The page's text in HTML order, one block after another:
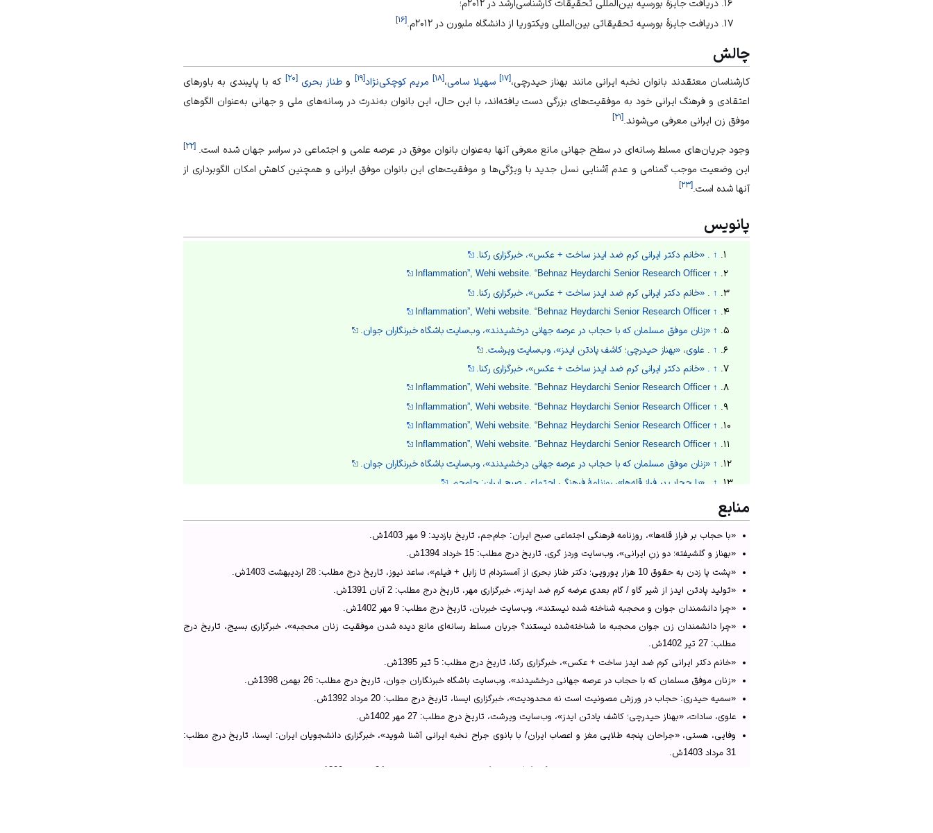
دریافت جایزۀ بورسیه بین‌المللی تحقیقات کارشناسی‌ارشد در ۲۰۱۲م؛
دریافت جایزۀ بورسیه تحقیقاتی بین‌المللی ویکتوریا از دانشگاه ملبورن در ۲۰۱۲م.
[۱۶]
چالش
کارشناسان معتقدند بانوان نخبه ایرانی مانند بهناز حیدرچی،[۱۷] سهیلا سامی،[۱۸] مریم کوچکی‌نژاد[۱۹] و طناز بحری [۲۰] که با پایبندی به باورهای
اعتقادی و فرهنگ ایرانی خود به موفقیت‌های بزرگی دست یافته‌اند، با این حال، این بانوان به‌ندرت در رسانه‌های ملی و جهانی به‌عنوان الگوهای
موفق زن ایرانی معرفی می‌شوند. [۲۱]
وجود جریان‌های مسلط رسانه‌ای در سطح جهانی مانع معرفی آنها به‌عنوان بانوان موفق در عرصه علمی و اجتماعی در سراسر جهان شده است. [۲۲]
این وضعیت موجب گمنامی و عدم آشنایی نسل جدید با ویژگی‌ها و موفقیت‌های این بانوان موفق ایرانی و همچنین کاهش امکان الگوبرداری از
آنها شده است. [۲۳]
پانویس
↑
. «خانم دکتر ایرانی کرم ضد ایدز ساخت + عکس»، خبرگزاری رکنا.
↑
Inflammation”, Wehi website. “Behnaz Heydarchi Senior Research Officer
↑
. «خانم دکتر ایرانی کرم ضد ایدز ساخت + عکس»، خبرگزاری رکنا.
↑
Inflammation”, Wehi website. “Behnaz Heydarchi Senior Research Officer
↑ «زنان موفق مسلمان که با حجاب در عرصه جهانی درخشیدند»، وب‌سایت باشگاه خبرنگاران جوان.
↑
. علوی، «بهناز حیدرچی؛ کاشف پادتن ایدز»، وب‌سایت ویرشت.
↑
. «خانم دکتر ایرانی کرم ضد ایدز ساخت + عکس»، خبرگزاری رکنا.
↑
Inflammation”, Wehi website. “Behnaz Heydarchi Senior Research Officer
↑
Inflammation”, Wehi website. “Behnaz Heydarchi Senior Research Officer
↑
Inflammation”, Wehi website. “Behnaz Heydarchi Senior Research Officer
↑
Inflammation”, Wehi website. “Behnaz Heydarchi Senior Research Officer
↑ «زنان موفق مسلمان که با حجاب در عرصه جهانی درخشیدند»، وب‌سایت باشگاه خبرنگاران جوان.
↑
. «با حجاب بر فراز قله‌ها»، روزنامۀ فرهنگی اجتماعی صبح ایران: جام‌جم.
↑ «سمیه حیدری: حجاب در ورزش مصونیت است نه محدودیت»، خبرگزاری ایسنا.
↑
Inflammation”, Wehi website. “Behnaz Heydarchi Senior Research Officer
↑ . «بهناز و گلشیفته؛ دو زنِ ایرانی»، وب‌سایت وردز گری.
↑ . وفایی، «جراحان پنجه‌ طلایی مغز و اعصاب ایران/با بانوی جراح نخبه ایرانی آشنا شوید»، خبرگزاری دانشجویان ایران: ایسنا.
↑ . «یک بانوی ایرانی در جمع ۴۰ استاد برتر جوان دنیا قرار گرفت»، خبرگزاری مهر.
. «پشت پا زدن به حقوق 10 هزار یورویی؛ دکتر طناز بحری از آمستردام تا زابل + فیلم»، ساعد نیوز.
. «چرا دانشمندان جوان و محجبه شناخته شده نیستند»، وب‌سایت خبربان.
↑
. «بهناز و گلشیفته؛ دو زنِ ایرانی»، وب‌سایت وردز گری.
منابع
«با حجاب بر فراز قله‌ها»، روزنامه فرهنگی اجتماعی صبح ایران: جام‌جم، تاریخ بازدید: 9 مهر 1403ش.
«بهناز و گلشیفته؛ دو زنِ ایرانی»، وب‌سایت وردز گری، تاریخ درج مطلب: 15 خرداد 1394ش.
«پشت پا زدن به حقوق 10 هزار یورویی؛ دکتر طناز بحری از آمستردام تا زابل + فیلم»، ساعد نیوز، تاریخ درج مطلب: 28 اردیبهشت 1403ش.
«تولید پادتن ایدز از شیر گاو / گام بعدی عرضه کرم ضد ایدز»، خبرگزاری مهر، تاریخ درج مطلب: 2 آبان 1391ش.
«چرا دانشمندان جوان و محجبه شناخته شده نیستند»، وب‌سایت خبربان، تاریخ درج مطلب: 9 مهر 1402ش.
«چرا دانشمندان زن جوان محجبه ما شناخته‌شده نیستند؟ جریان مسلط رسانه‌ای مانع دیده شدن موفقیت زنان محجبه»، خبرگزاری بسیج، تاریخ درج
مطلب: 27 تیر 1402ش.
«خانم دکتر ایرانی کرم ضد ایدز ساخت + عکس»، خبرگزاری رکنا، تاریخ درج مطلب: 5 تیر 1395ش.
«زنان موفق مسلمان که با حجاب در عرصه جهانی درخشیدند»، وب‌سایت باشگاه خبرنگاران جوان، تاریخ درج مطلب: 26 بهمن 1398ش.
«سمیه حیدری: حجاب در ورزش مصونیت است نه محدودیت»، خبرگزاری ایسنا، تاریخ درج مطلب: 20 مرداد 1392ش.
علوی، سادات، «بهناز حیدرچی؛ کاشف پادتن ایدز»، وب‌سایت ویرشت، تاریخ درج مطلب: 27 مهر 1402ش.
وفایی، هستی، «جراحان پنجه طلایی مغز و اعصاب ایران/ با بانوی جراح نخبه ایرانی آشنا شوید»، خبرگزاری دانشجویان ایران: ایسنا، تاریخ درج مطلب:
31 مرداد 1403ش.